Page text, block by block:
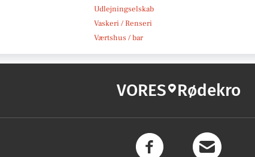
Udlejningselskab
Vaskeri / Renseri
Værtshus / bar
VORES Rødekro